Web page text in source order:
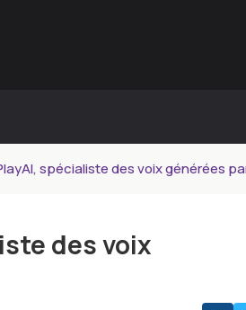
spécialiste des voix générées
des voix